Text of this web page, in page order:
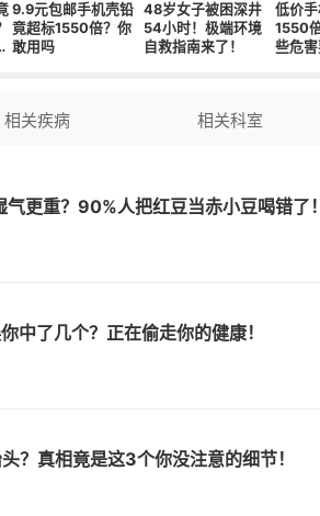
9.9元包邮手机壳铅
竟超标1550倍？你
敢用吗
48岁女子被困深井
54小时！极端环境
自救指南来了！
低价
1550
些危
相关疾病 相关科室
更重？90%人把红豆当赤小豆喝错了！
中了几个？正在偷走你的健康！
？真相竟是这3个你没注意的细节！